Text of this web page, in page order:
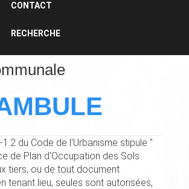
CONTACT
RECHERCHE
1.2 du Code de l'Urbanisme stipule "
de Plan d'Occupation des Sols
tiers, ou de tout document
tenant lieu, seules sont autorisées,